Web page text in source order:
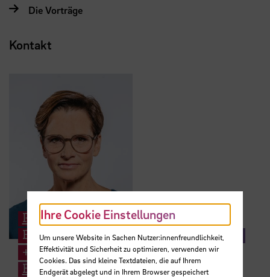
Die Vorträge
Kontakt
Prof. Ulrike Mansfeld
Entwerfen, Darstellung und Gestaltung
+49 421 5905 2303
E-Mail
Ihre Cookie Einstellungen
Um unsere Website in Sachen Nutzer:innenfreundlichkeit,
Effektivität und Sicherheit zu optimieren, verwenden wir
Cookies. Das sind kleine Textdateien, die auf Ihrem
Endgerät abgelegt und in Ihrem Browser gespeichert